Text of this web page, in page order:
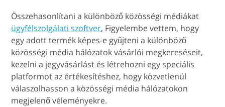
Összehasonlítani a különböző közösségi médiákat
ügyfélszolgálati szoftver, Figyelembe vettem, hogy
egy adott termék képes-e gyűjteni a különböző
közösségi média hálózatok vásárlói megkereséseit,
kezelni a jegyvásárlást és létrehozni egy speciális
platformot az értékesítéshez, hogy közvetlenül
válaszolhasson a közösségi média hálózatokon
megjelenő véleményekre.